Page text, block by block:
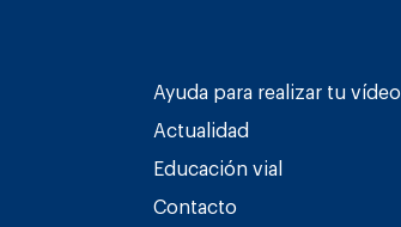
Ayuda para realizar tu vídeo
Actualidad
Educación vial
Contacto